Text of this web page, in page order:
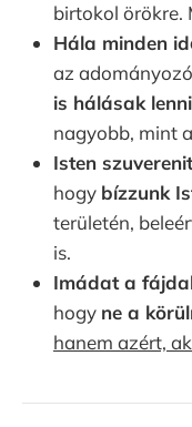
birtokol örökre.
Hála minden
az
is hálásak lenni
nagyobb, mint
Isten
hogy bízzunk
területén,
is.
Imádat a
hogy ne a
hanem azért,